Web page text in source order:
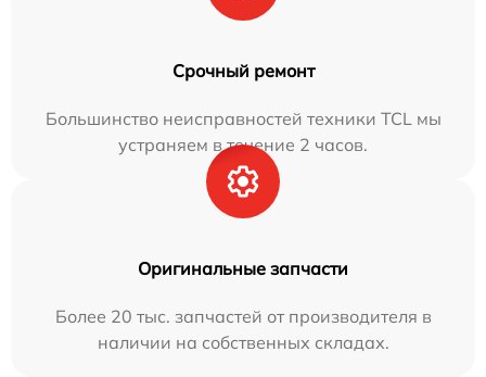
Срочный ремонт
Большинство неисправностей техники TCL мы
устраняем в течение 2 часов.
Оригинальные запчасти
Более 20 тыс. запчастей от производителя в
наличии на собственных складах.